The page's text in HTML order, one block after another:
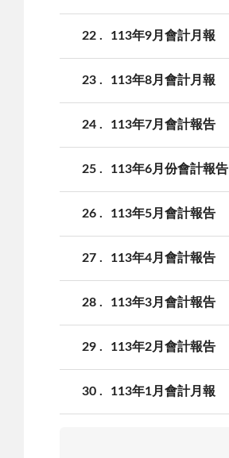
22 113年9月會計月報
23 113年8月會計月報
24 113年7月會計報告
25 113年6月份會計報告
26 113年5月會計報告
27 113年4月會計報告
28 113年3月會計報告
29 113年2月會計報告
30 113年1月會計月報